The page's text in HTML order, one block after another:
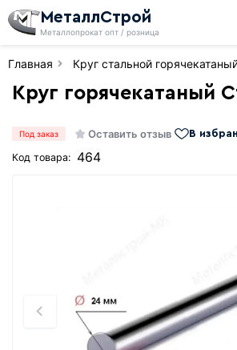
МеталлСтрой
Металлопрокат опт / розница
Главная Круг стальной
Круг горячекатаный
Под заказ Оставить отзыв В
Код товара: 464